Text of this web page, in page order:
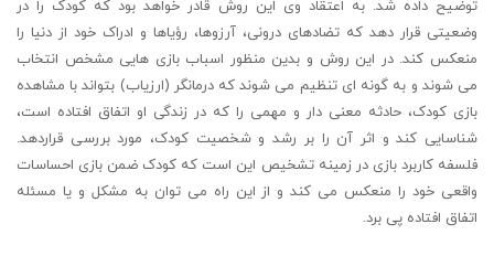
توضیح داده شد. به اعتقاد وی این روش قادر خواهد بود که کودک را در
وضعیتی قرار دهد که تضادهای درونی، آرزوها، رؤیاها و ادراک خود از دنیا را
منعکس کند. در این روش و بدین منظور اسباب بازی هایی مشخص انتخاب
می شوند و به گونه ای تنظیم می شوند که درمانگر (ارزیاب) بتواند با مشاهده
بازی کودک، حادثه معنی دار و مهمی را که در زندگی او اتفاق افتاده است،
شناسایی کند و اثر آن را بر رشد و شخصیت کودک، مورد بررسی قراردهد.
فلسفه کاربرد بازی در زمینه تشخیص این است که کودک ضمن بازی احساسات
واقعی خود را منعکس می کند و از این راه می توان به مشکل و یا مسئله
اتفاق افتاده پی برد.